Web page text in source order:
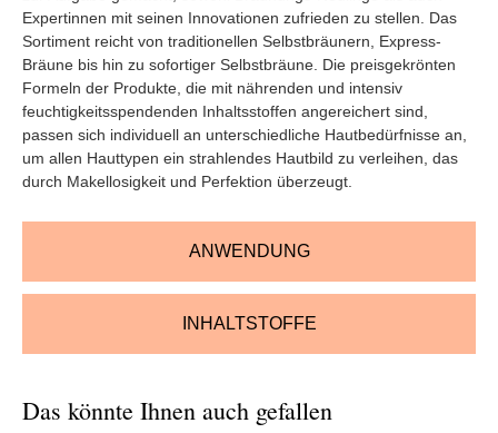
ANWENDUNG
INHALTSTOFFE
Expertinnen mit seinen Innovationen zufrieden zu stellen. Das
Sortiment reicht von traditionellen Selbstbräunern, Express-
Bräune bis hin zu sofortiger Selbstbräune. Die preisgekrönten
Formeln der Produkte, die mit nährenden und intensiv
feuchtigkeitsspendenden Inhaltsstoffen angereichert sind,
passen sich individuell an unterschiedliche Hautbedürfnisse an,
um allen Hauttypen ein strahlendes Hautbild zu verleihen, das
durch Makellosigkeit und Perfektion überzeugt.
Das könnte Ihnen auch gefallen